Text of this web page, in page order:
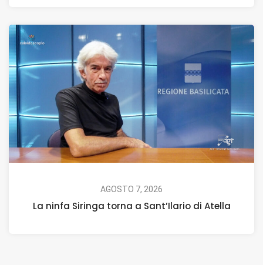
AGOSTO 7, 2026
La ninfa Siringa torna a Sant’Ilario di Atella